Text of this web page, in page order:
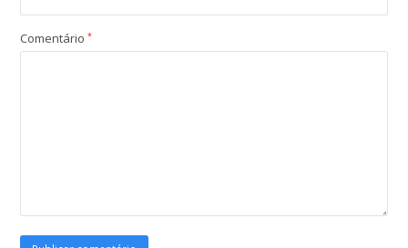
Comentário*